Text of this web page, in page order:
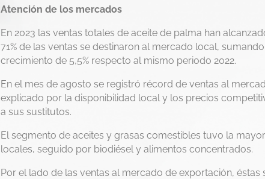
Atención de los mercados
En 2023 las ventas totales de aceite de palma han
71% de las ventas se destinaron al mercado local,
crecimiento de 5,5% respecto al mismo periodo 2022.
En el mes de agosto se registró récord de ventas al
explicado por la disponibilidad local y los precios
a sus sustitutos.
El segmento de aceites y grasas comestibles tuvo la
locales, seguido por biodiésel y alimentos concentrados.
Por el lado de las ventas al mercado de exportación,